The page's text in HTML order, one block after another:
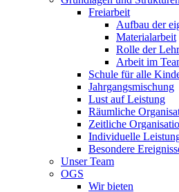
Freiarbeit
Aufbau der
Materialarbeit
Rolle der
Arbeit im
Schule für alle
Jahrgangsmischung
Lust auf Leistung
Räumliche
Zeitliche
Individuelle
Besondere
Unser Team
OGS
Wir bieten